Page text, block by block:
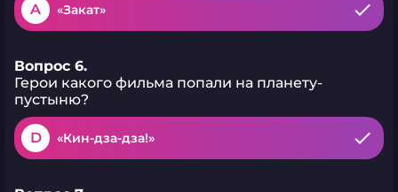
A «Закат»
Вопрос 6.
Герои какого фильма попали на планету-
пустыню?
D «Кин-дза-дза!»